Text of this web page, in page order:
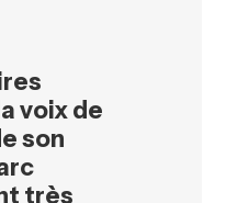
voix de
son
très